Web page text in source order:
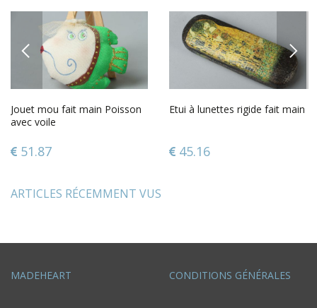
PREVIOUS
Jouet mou fait main Poisson
avec voile
51.87
Etui à lunettes rigide fait main
45.16
NEXT
ARTICLES RÉCEMMENT VUS
MADEHEART CONDITIONS GÉNÉRALES